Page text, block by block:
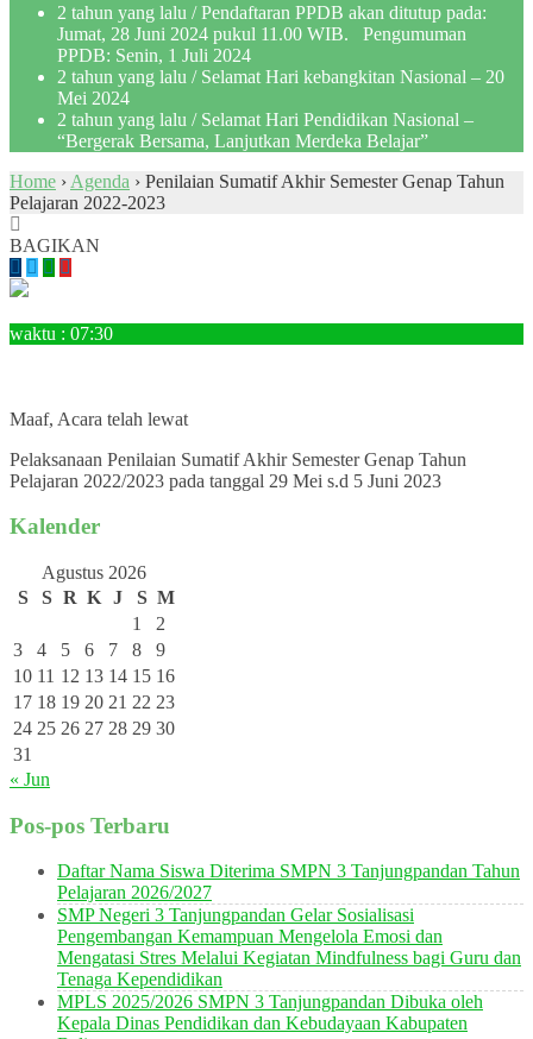
2 tahun yang lalu / Pendaftaran PPDB akan ditutup pada:
Jumat, 28 Juni 2024 pukul 11.00 WIB. Pengumuman
PPDB: Senin, 1 Juli 2024
2 tahun yang lalu / Selamat Hari kebangkitan Nasional – 20
Mei 2024
2 tahun yang lalu / Selamat Hari Pendidikan Nasional –
“Bergerak Bersama, Lanjutkan Merdeka Belajar”
Home › Agenda › Penilaian Sumatif Akhir Semester Genap Tahun
Pelajaran 2022-2023
BAGIKAN
waktu : 07:30
Maaf, Acara telah lewat
Pelaksanaan Penilaian Sumatif Akhir Semester Genap Tahun
Pelajaran 2022/2023 pada tanggal 29 Mei s.d 5 Juni 2023
Kalender
Agustus 2026
S
S R K J S M
1
2
3
4 5 6 7 8
9
10 11 12 13 14 15 16
17 18 19 20 21 22 23
24 25 26 27 28 29 30
31
« Jun
Pos-pos Terbaru
Daftar Nama Siswa Diterima SMPN 3 Tanjungpandan Tahun
Pelajaran 2026/2027
SMP Negeri 3 Tanjungpandan Gelar Sosialisasi
Pengembangan Kemampuan Mengelola Emosi dan
Mengatasi Stres Melalui Kegiatan Mindfulness bagi Guru dan
Tenaga Kependidikan
MPLS 2025/2026 SMPN 3 Tanjungpandan Dibuka oleh
Kepala Dinas Pendidikan dan Kebudayaan Kabupaten